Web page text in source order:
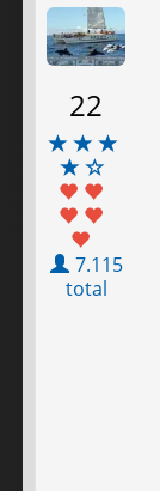
22
7.115
total